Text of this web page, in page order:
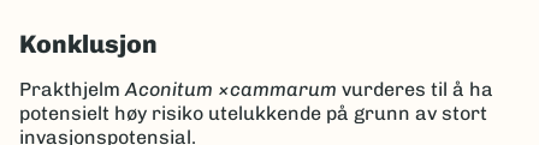
Konklusjon
PrakthjelmAconitum ×cammarum vurderes til å ha
potensielt høy risiko utelukkende på grunn av stort
invasjonspotensial.